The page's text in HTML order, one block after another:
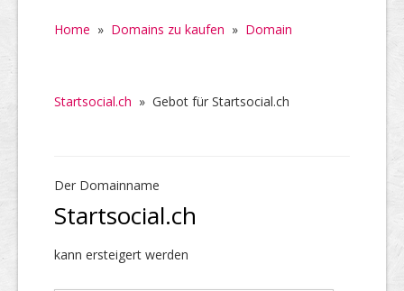
Home » Domains zu kaufen » Domain
Startsocial.ch » Gebot für Startsocial.ch
Der Domainname
Startsocial.ch
kann ersteigert werden